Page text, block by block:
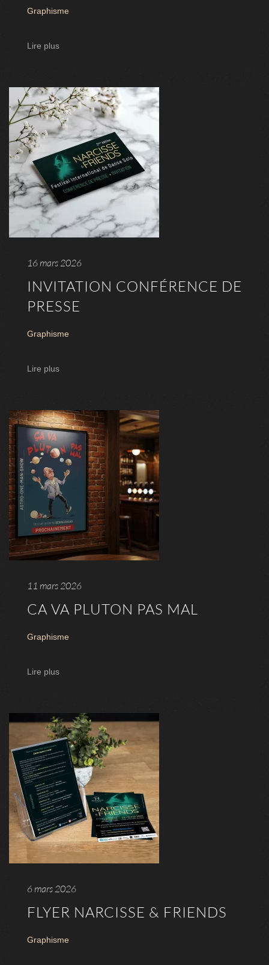
Graphisme
Lire plus
16 mars 2026
INVITATION CONFÉRENCE DE
PRESSE
Graphisme
Lire plus
11 mars 2026
CA VA PLUTON PAS MAL
Graphisme
Lire plus
6 mars 2026
FLYER NARCISSE & FRIENDS
Graphisme